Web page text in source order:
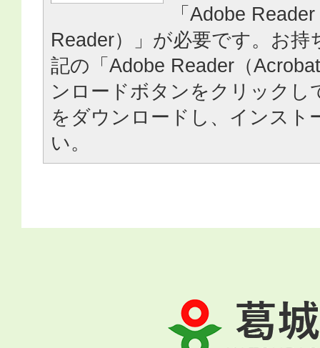
「Adobe
Reader）」が必要です。お持
記の「Adobe Reader（
ンロードボタンをクリックし
をダウンロードし、インスト
い。
葛
城